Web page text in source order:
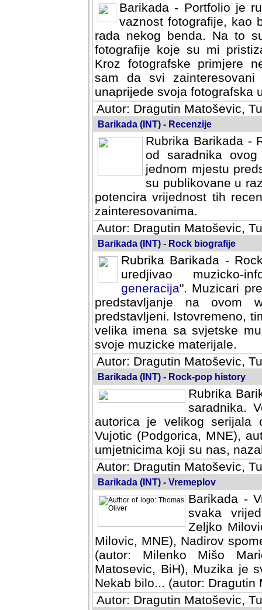
Barikada - Portfolio je
vaznost fotografije, kao
rada nekog benda. Na to
fotografije koje su mi
fotografske primjere
svi zainteresovani
svoja fotografska umijeca.
Autor: Dragutin Matoševic,
Barikada (INT) - Recenzije
Rubrika Barikada -
od saradnika
jednom mjestu
su publikovane u
potencira vrijednost tih
zainteresovanima.
Autor: Dragutin Matoševic,
Barikada (INT) - Rock biografije
Rubrika Barikada -
uredjivao muzicko-
Muzicari predstavljeni u
na ovom web portalu
Istovremeno, tim nacinom
sa svjetske muzicke scene
materijale.
Autor: Dragutin Matoševic,
Barikada (INT) - Rock-pop history
Rubrika
saradnika.
autorica je velikog serijala
Vujotic (Podgorica, MNE),
umjetnicima koji su nas,
Autor: Dragutin Matoševic,
Barikada (INT) - Vremeplov
Barikada -
svaka
Milovic,
MNE), Nadirov spomenar
Milenko Mišo Maric, UK),
Muzika je svirala (autor:
(autor: Dragutin Matosevic,
Autor: Dragutin Matoševic,